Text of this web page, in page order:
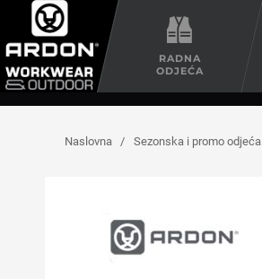
RADNA
ODJEĆA
Naslovna / Sezonska i promo odjeća